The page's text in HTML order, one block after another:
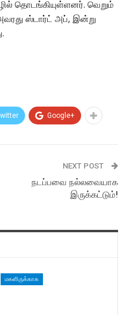
தொடங்கியுள்ளனர். வெறும்
ஸ்டார்ட் அப், இன்று
Google+
NEXT POST
நடப்பவை நல்லவையாக
இருக்கட்டும்!
மகளிருக்காக